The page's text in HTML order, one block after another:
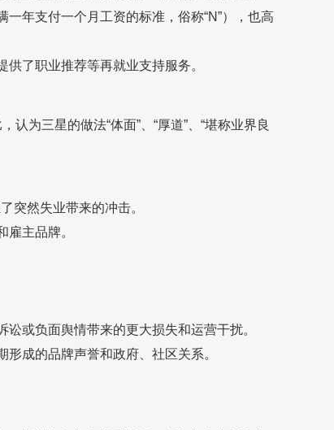
年支付一个月工资的标准，俗称“N”），也高
了职业推荐等再就业支持服务。
为三星的做法“体面”、“厚道”、“堪称业界良
突然失业带来的冲击。
主品牌。
或负面舆情带来的更大损失和运营干扰。
成的品牌声誉和政府、社区关系。